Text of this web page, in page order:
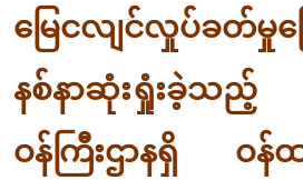
မြေငလျင်လှုပ်ခတ်မှု
နစ်နာဆုံးရှုံးခဲ့
ဝန်ကြီးဌာနရှိ ဝန်ထ